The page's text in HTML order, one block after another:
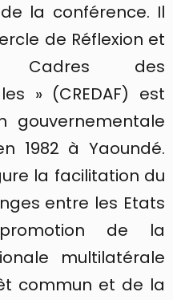
la conférence. Il
de Réflexion et
Cadres des
» (CREDAF) est
gouvernementale
1982 à Yaoundé.
la facilitation du
entre les Etats
de la
multilatérale
commun et de la